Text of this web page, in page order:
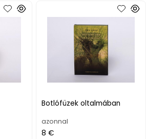
Botlófüzek oltalmában
azonnal
8 €